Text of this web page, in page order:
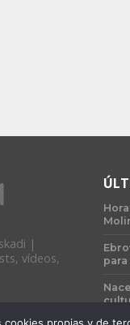
|
vídeos,